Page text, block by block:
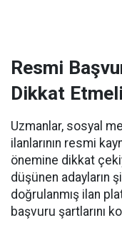
Resmi
Dikkat
Uzmanlar, sosyal
ilanlarının resmi
önemine dikkat
düşünen adayların
doğrulanmış ilan
başvuru şartlarını